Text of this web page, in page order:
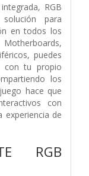
RGB
para
en todos los
puedes
con tu propio
los
hace que
con
experiencia de
RGB